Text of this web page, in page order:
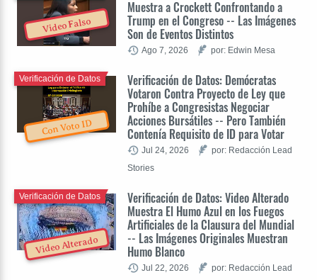
Video Falso
Muestra a Crockett Confrontando a
Trump en el Congreso -- Las Imágenes
Son de Eventos Distintos
Ago 7, 2026 por: Edwin Mesa
Con Voto ID
Verificación de Datos: Demócratas
Votaron Contra Proyecto de Ley que
Prohíbe a Congresistas Negociar
Acciones Bursátiles -- Pero También
Contenía Requisito de ID para Votar
Verificación de Datos
Jul 24, 2026
por: Redacción Lead
Stories
Video Alterado
Verificación de Datos: Video Alterado
Muestra El Humo Azul en los Fuegos
Artificiales de la Clausura del Mundial
-- Las Imágenes Originales Muestran
Humo Blanco
Verificación de Datos
Jul 22, 2026
por: Redacción Lead